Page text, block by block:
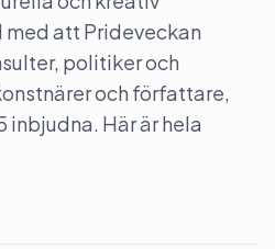
med att Prideveckan
politiker och
och författare,
inbjudna. Här är hela